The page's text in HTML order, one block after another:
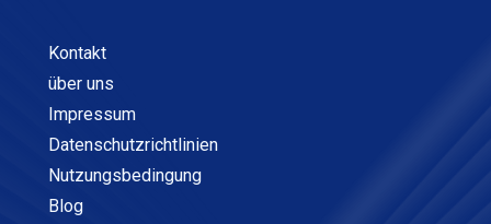
Kontakt
über uns
Impressum
Datenschutzrichtlinien
Nutzungsbedingung
Blog